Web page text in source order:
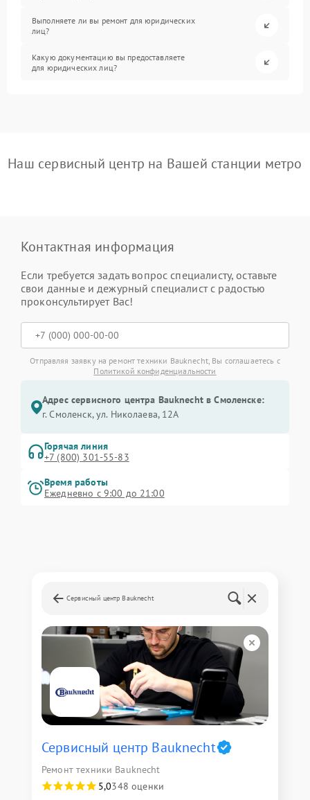
Выполняете ли вы ремонт для юридических
лиц?
Какую документацию вы предоставляете
для юридических лиц?
Наш сервисный центр на Вашей станции метро
Контактная информация
Если требуется задать вопрос специалисту, оставьте
свои данные и дежурный специалист с радостью
проконсультирует Вас!
Отправляя заявку на ремонт техники Bauknecht, Вы соглашаетесь с
Политикой конфиденциальности
Адрес сервисного центра Bauknecht в Смоленске:
г. Смоленск, ул. Николаева, 12А
Горячая линия
+7 (800) 301-55-83
Время работы
Ежедневно с 9:00 до 21:00
Сервисный центр Bauknecht
Сервисный центр Bauknecht
Ремонт техники Bauknecht
5,0348 оценки